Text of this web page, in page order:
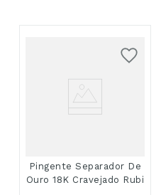
Pingente Separador De
Ouro 18K Cravejado Rubi